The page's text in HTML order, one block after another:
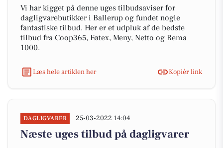
Vi har kigget på denne uges tilbudsaviser for
dagligvarebutikker i Ballerup og fundet nogle
fantastiske tilbud. Her er et udpluk af de bedste
tilbud fra Coop365, Føtex, Meny, Netto og Rema
1000.
Læs hele artiklen her Kopiér link
DAGLIGVARER 25-03-2022 14:04
Næste uges tilbud på dagligvarer